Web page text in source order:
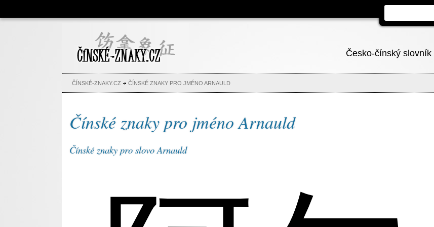
Čínské znaky, česko-čínský
slovník, abeceda, jména,
tetování
Česko-čínský slovník
ČÍNSKÉ-ZNAKY.CZ ČÍNSKÉ ZNAKY PRO JMÉNO ARNAULD
Čínské znaky pro jméno Arnauld
Čínské znaky pro slovo Arnauld